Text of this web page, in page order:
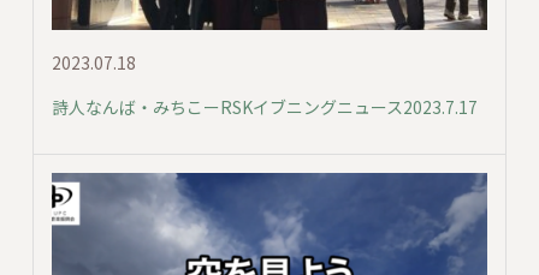
2023.07.18
詩人なんば・みちこーRSKイブニングニュース2023.7.17